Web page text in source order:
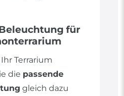
für
Terrarium
die passende
gleich dazu